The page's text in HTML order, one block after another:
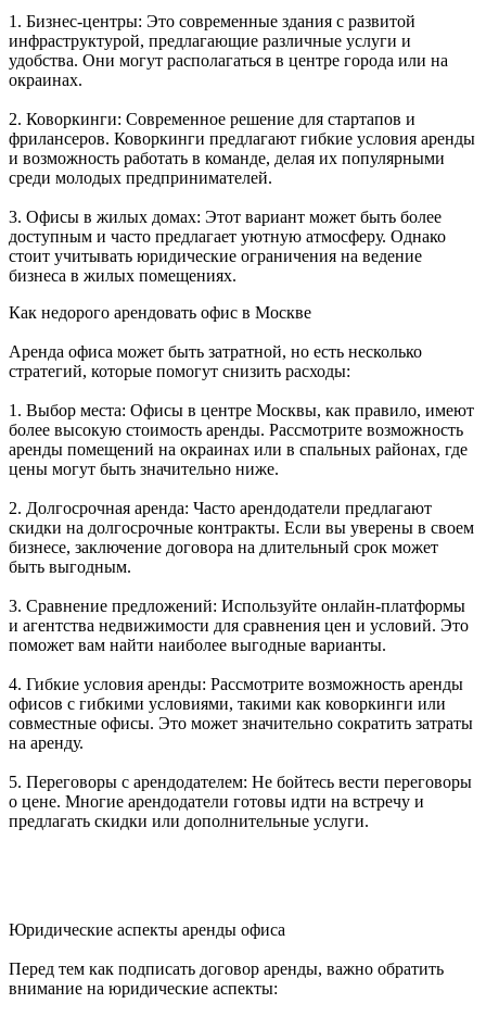
1. Бизнес-центры: Это современные здания с развитой
инфраструктурой, предлагающие различные услуги и
удобства. Они могут располагаться в центре города или на
окраинах.
2. Коворкинги: Современное решение для стартапов и
фрилансеров. Коворкинги предлагают гибкие условия аренды
и возможность работать в команде, делая их популярными
среди молодых предпринимателей.
3. Офисы в жилых домах: Этот вариант может быть более
доступным и часто предлагает уютную атмосферу. Однако
стоит учитывать юридические ограничения на ведение
бизнеса в жилых помещениях.
Как недорого арендовать офис в Москве
Аренда офиса может быть затратной, но есть несколько
стратегий, которые помогут снизить расходы:
1. Выбор места: Офисы в центре Москвы, как правило, имеют
более высокую стоимость аренды. Рассмотрите возможность
аренды помещений на окраинах или в спальных районах, где
цены могут быть значительно ниже.
2. Долгосрочная аренда: Часто арендодатели предлагают
скидки на долгосрочные контракты. Если вы уверены в своем
бизнесе, заключение договора на длительный срок может
быть выгодным.
3. Сравнение предложений: Используйте онлайн-платформы
и агентства недвижимости для сравнения цен и условий. Это
поможет вам найти наиболее выгодные варианты.
4. Гибкие условия аренды: Рассмотрите возможность аренды
офисов с гибкими условиями, такими как коворкинги или
совместные офисы. Это может значительно сократить затраты
на аренду.
5. Переговоры с арендодателем: Не бойтесь вести переговоры
о цене. Многие арендодатели готовы идти на встречу и
предлагать скидки или дополнительные услуги.
Юридические аспекты аренды офиса
Перед тем как подписать договор аренды, важно обратить
внимание на юридические аспекты: